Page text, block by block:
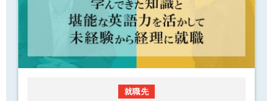
就職先